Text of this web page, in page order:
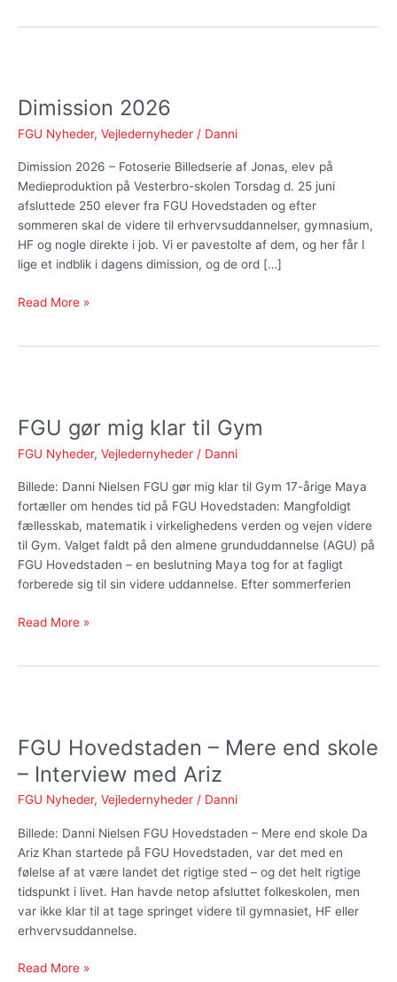
Dimission 2026
FGU Nyheder, Vejledernyheder / Danni
Dimission 2026 – Fotoserie Billedserie af Jonas, elev på
Medieproduktion på Vesterbro-skolen Torsdag d. 25 juni
afsluttede 250 elever fra FGU Hovedstaden og efter
sommeren skal de videre til erhvervsuddannelser, gymnasium,
HF og nogle direkte i job. Vi er pavestolte af dem, og her får I
lige et indblik i dagens dimission, og de ord […]
Read More »
FGU gør mig klar til Gym
FGU Nyheder, Vejledernyheder / Danni
Billede: Danni Nielsen FGU gør mig klar til Gym 17-årige Maya
fortæller om hendes tid på FGU Hovedstaden: Mangfoldigt
fællesskab, matematik i virkelighedens verden og vejen videre
til Gym. Valget faldt på den almene grunduddannelse (AGU) på
FGU Hovedstaden – en beslutning Maya tog for at fagligt
forberede sig til sin videre uddannelse. Efter sommerferien
mig
Gym
Read More »
FGU Hovedstaden – Mere end skole
– Interview med Ariz
FGU Nyheder, Vejledernyheder / Danni
Billede: Danni Nielsen FGU Hovedstaden – Mere end skole Da
Ariz Khan startede på FGU Hovedstaden, var det med en
følelse af at være landet det rigtige sted – og det helt rigtige
tidspunkt i livet. Han havde netop afsluttet folkeskolen, men
var ikke klar til at tage springet videre til gymnasiet, HF eller
erhvervsuddannelse.
–
Mere
end
skole
Interview
med
Ariz
Read More »